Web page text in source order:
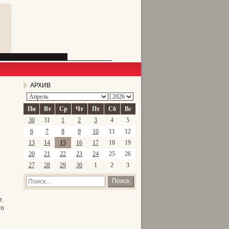
АРХИВ
Пн Вт Ср Чт Пт Сб
Вс
30
31 1 2 3 4
5
6
7 8 9 10 11
12
13
14 15 16 17 18
19
20
21 22 23 24 25
26
27
28 29 30 1 2 3
Поиск